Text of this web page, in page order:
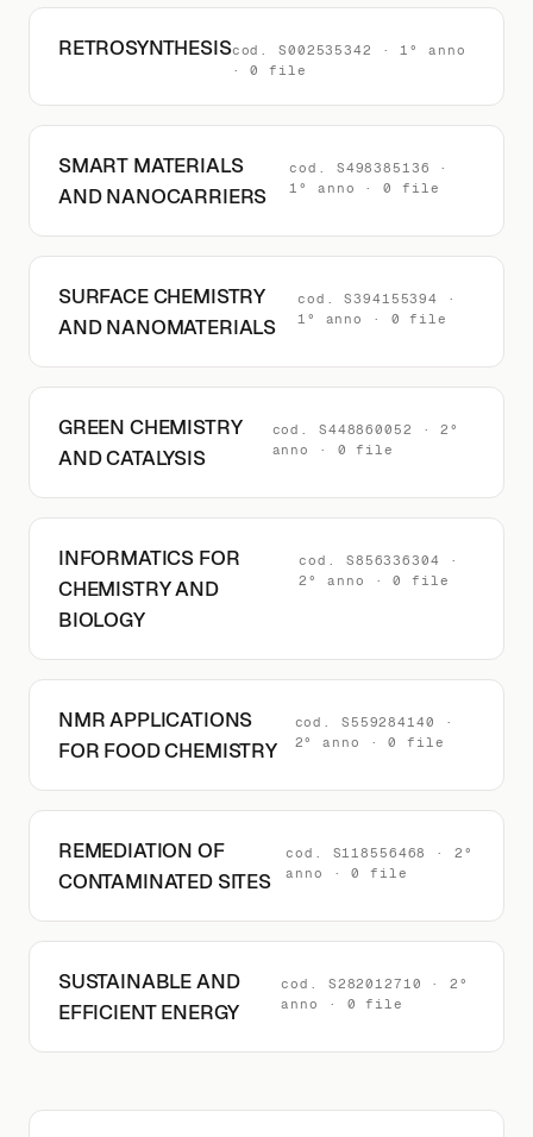
RETROSYNTHESIScod. S002535342 · 1° anno
· 0 file
SMART MATERIALS
AND NANOCARRIERS
cod. S498385136 ·
1° anno · 0 file
SURFACE CHEMISTRY
AND NANOMATERIALS
cod. S394155394 ·
1° anno · 0 file
GREEN CHEMISTRY
AND CATALYSIS
cod. S448860052 · 2°
anno · 0 file
INFORMATICS FOR
CHEMISTRY AND
BIOLOGY
cod. S856336304 ·
2° anno · 0 file
NMR APPLICATIONS
FOR FOOD CHEMISTRY
cod. S559284140 ·
2° anno · 0 file
REMEDIATION OF
CONTAMINATED SITES
cod. S118556468 · 2°
anno · 0 file
SUSTAINABLE AND
EFFICIENT ENERGY
cod. S282012710 · 2°
anno · 0 file